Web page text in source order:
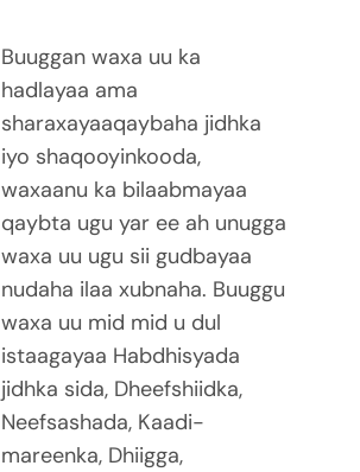
Buuggan waxa uu ka
hadlayaa ama
sharaxayaaqaybaha jidhka
iyo shaqooyinkooda,
waxaanu ka bilaabmayaa
qaybta ugu yar ee ah unugga
waxa uu ugu sii gudbayaa
nudaha ilaa xubnaha. Buuggu
waxa uu mid mid u dul
istaagayaa Habdhisyada
jidhka sida, Dheefshiidka,
Neefsashada, Kaadi-
mareenka, Dhiigga,